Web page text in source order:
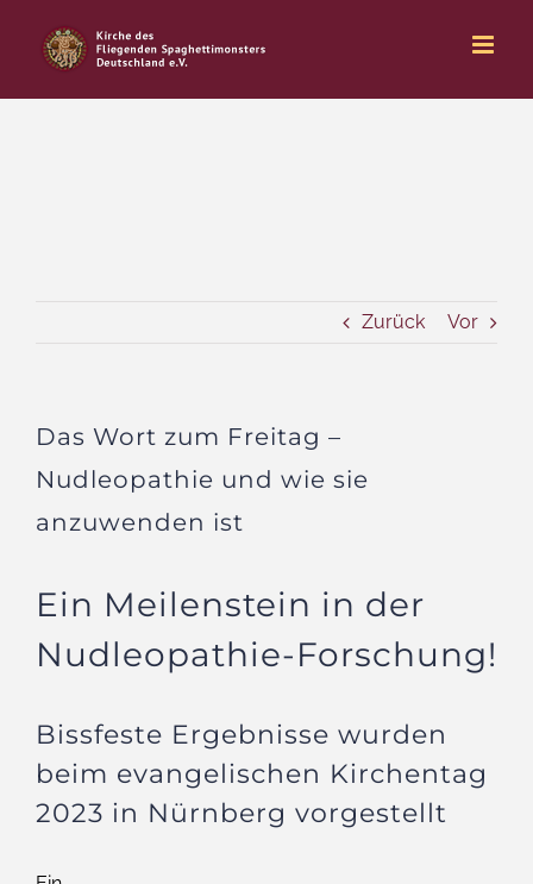
Inhalt
springen
Zurück Vor
Das Wort zum Freitag –
Nudleopathie und wie sie
anzuwenden ist
Ein Meilenstein in der
Nudleopathie-Forschung!
Bissfeste Ergebnisse wurden
beim evangelischen Kirchentag
2023 in Nürnberg vorgestellt